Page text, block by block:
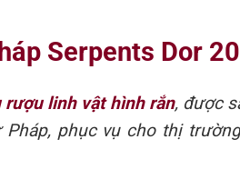
Serpents Dor
rượu linh vật hình rắn, được
phục vụ cho thị